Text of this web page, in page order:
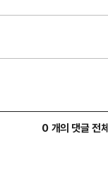
0 개의 댓글 전